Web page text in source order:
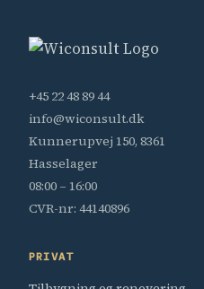
+45 22 48 89 44
info@wiconsult.dk
Kunnerupvej 150, 8361
Hasselager
08:00 – 16:00
CVR-nr: 44140896
PRIVAT